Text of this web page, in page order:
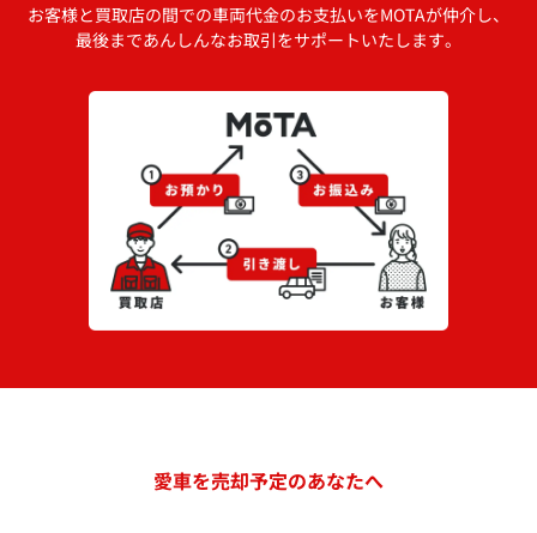
お客様と買取店の間での車両代金のお支払いをMOTAが仲介し、
最後まであんしんなお取引をサポートいたします。
愛車を売却予定のあなたへ